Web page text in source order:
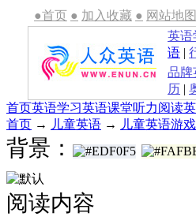
●首页 ● 加入收藏 ● 网站地图
英语
语 |
品牌
历 |
首页英语学习英语课堂听力阅读
首页 → 儿童英语 → 儿童英语游戏
背景：
阅读内容